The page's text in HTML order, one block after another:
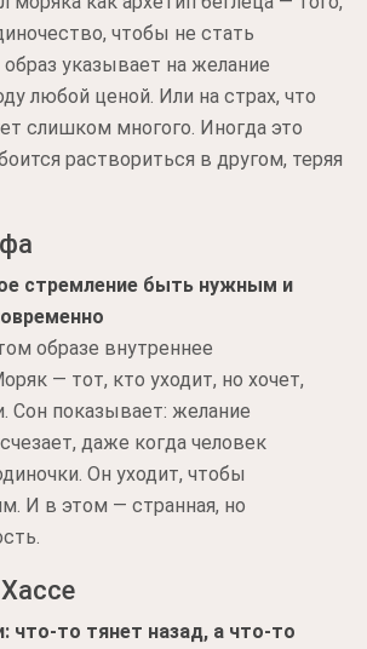
чтобы не стать
указывает на желание
любой ценой. Или на страх, что
слишком многого. Иногда это
раствориться в другом, теряя
стремление быть нужным и
образе внутреннее
— тот, кто уходит, но хочет,
Сон показывает: желание
даже когда человек
Он уходит, чтобы
И в этом — странная, но
что-то тянет назад, а что-то